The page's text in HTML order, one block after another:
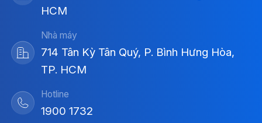
HCM
Nhà máy
714 Tân Kỳ Tân Quý, P. Bình Hưng Hòa,
TP. HCM
Hotline
1900 1732